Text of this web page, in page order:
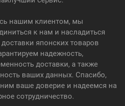
нашим клиентом, мы
к нам и насладиться
японских товаров
надежность,
доставки, а также
ваших данных. Спасибо,
ваше доверие и надеемся на
сотрудничество.